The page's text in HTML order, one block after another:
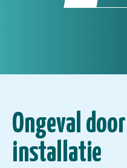
Ongeval
installatie